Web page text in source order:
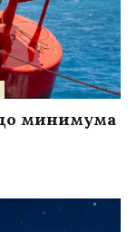
минимума